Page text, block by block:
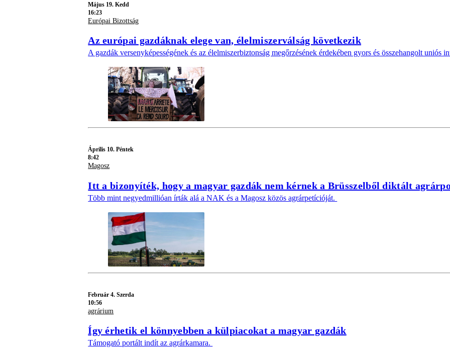
Május 19. Kedd
16:23
Európai Bizottság
Az európai gazdáknak elege van, élelmiszerválság következik
A gazdák versenyképességének és az élelmiszerbiztonság megőrzésének érdekében gyors és összehangolt uniós
Április 10. Péntek
8:42
Magosz
Itt a bizonyíték, hogy a magyar gazdák nem kérnek a Brüsszelből diktált
Több mint negyedmillióan írták alá a NAK és a Magosz közös agrárpetícióját.
Február 4. Szerda
10:56
agrárium
Így érhetik el könnyebben a külpiacokat a magyar gazdák
Támogató portált indít az agrárkamara.